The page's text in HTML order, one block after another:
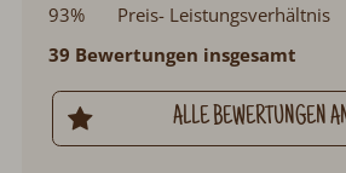
93%
Preis- Leistungsverhältnis
39 Bewertungen insgesamt
ALLE BEWERTUNGEN